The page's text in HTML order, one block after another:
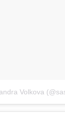
Volkova